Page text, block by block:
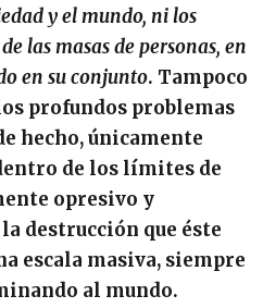
y el mundo, ni los
las masas de personas, en
en su conjunto. Tampoco
profundos problemas
hecho, únicamente
de los límites de
opresivo y
destrucción que éste
escala masiva, siempre
al mundo.